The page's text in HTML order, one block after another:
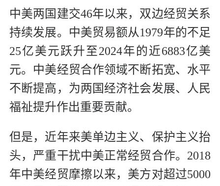
中美两国建交46年以来，双边经贸关系
持续发展。中美贸易额从1979年的不足
25亿美元跃升至2024年的近6883亿美
元。中美经贸合作领域不断拓宽、水平
不断提高，为两国经济社会发展、人民
福祉提升作出重要贡献。
但是，近年来美单边主义、保护主义抬
头，严重干扰中美正常经贸合作。2018
年中美经贸摩擦以来，美方对超过5000